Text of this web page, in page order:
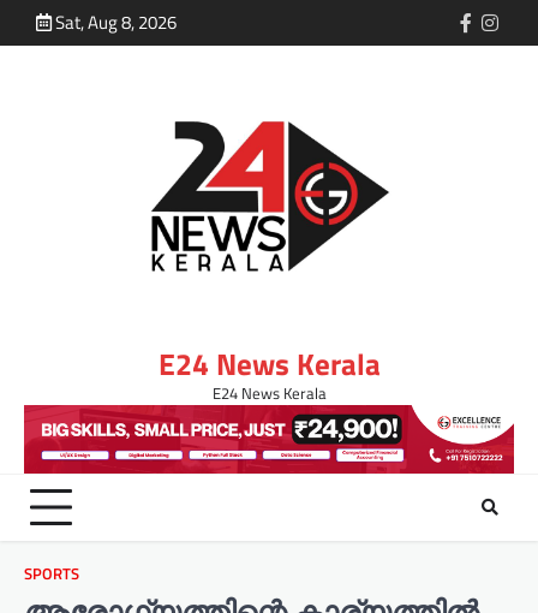
Sat, Aug 8, 2026
E24 News Kerala
E24 News Kerala
SPORTS